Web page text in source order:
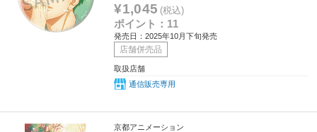
¥1,045 (税込)
ポイント：11
発売日：2025年10月下旬発売
店舗併売品
取扱店舗
通信販売専用
京都アニメーション